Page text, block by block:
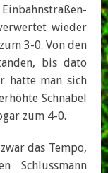
wieder
3-0. Von den
bis dato
hatte man sich
Schnabel
zum 4-0.
das Tempo,
Schlussmann